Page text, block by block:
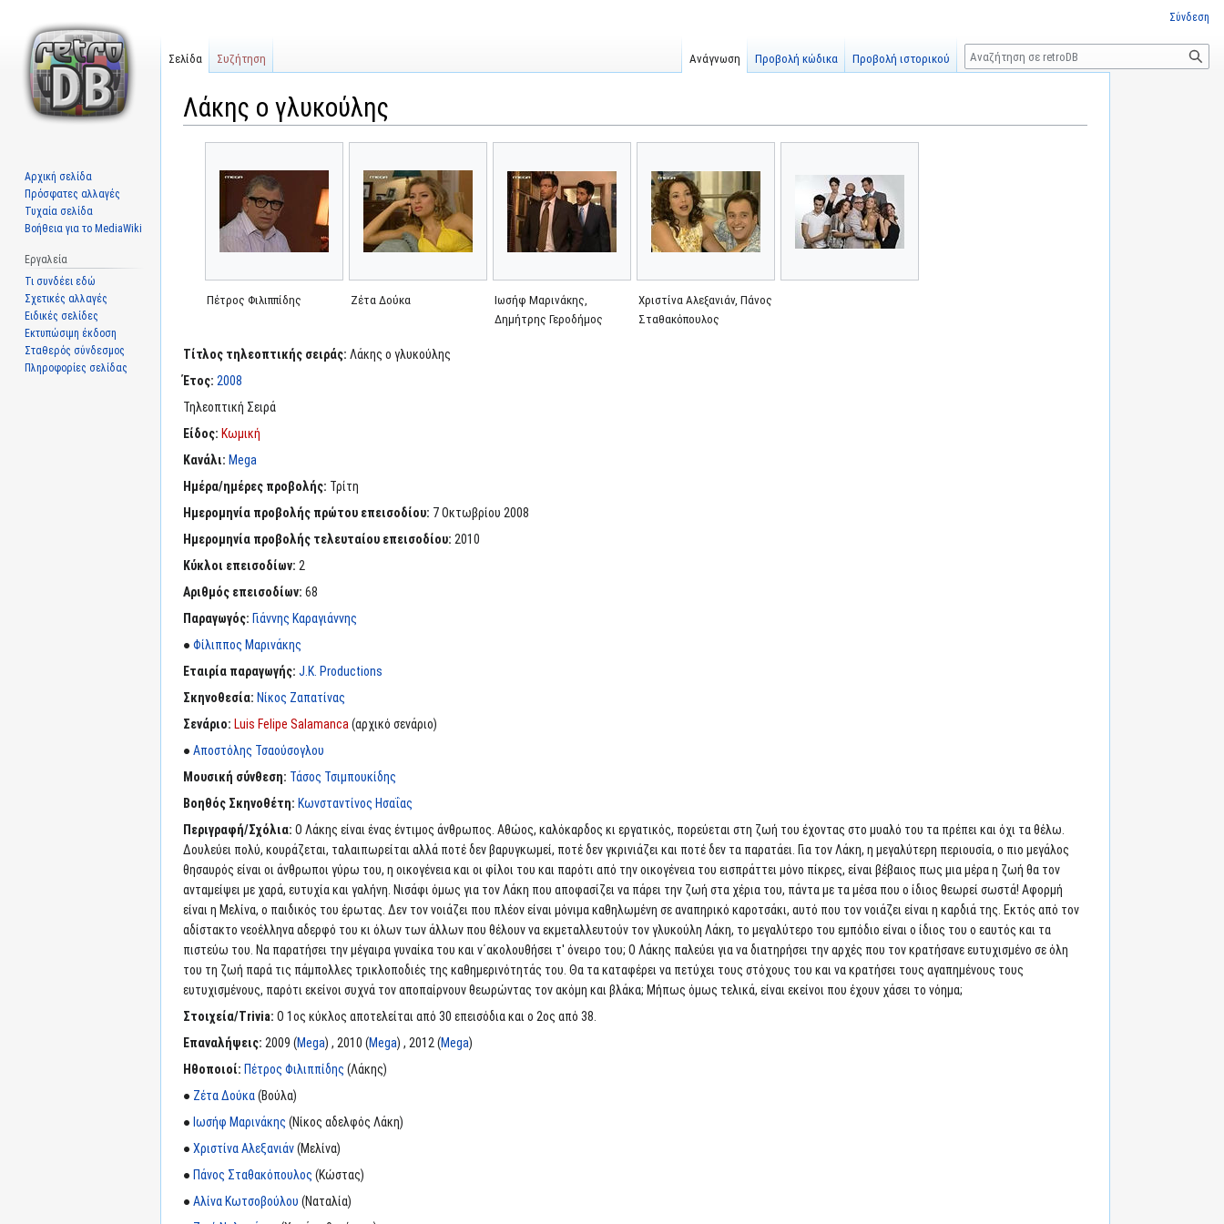
Λάκης ο γλυκούλης
Πέτρος Φιλιππίδης Ζέτα Δούκα
Ιωσήφ Μαρινάκης,
Δημήτρης Γεροδήμος
Χριστίνα Αλεξανιάν, Πάνος
Σταθακόπουλος
Τίτλος τηλεοπτικής σειράς: Λάκης ο γλυκούλης
Έτος: 2008
Τηλεοπτική Σειρά
Είδος: Κωμική
Κανάλι: Mega
Ημέρα/ημέρες προβολής: Τρίτη
Ημερομηνία προβολής πρώτου επεισοδίου: 7 Οκτωβρίου 2008
Ημερομηνία προβολής τελευταίου επεισοδίου: 2010
Κύκλοι επεισοδίων: 2
Αριθμός επεισοδίων: 68
Παραγωγός: Γιάννης Καραγιάννης
● Φίλιππος Μαρινάκης
Εταιρία παραγωγής: J.K. Productions
Σκηνοθεσία: Νίκος Ζαπατίνας
Σενάριο: Luis Felipe Salamanca (αρχικό σενάριο)
● Αποστόλης Τσαούσογλου
Μουσική σύνθεση: Τάσος Τσιμπουκίδης
Βοηθός Σκηνοθέτη: Κωνσταντίνος Ησαΐας
Περιγραφή/Σχόλια: Ο Λάκης είναι ένας έντιμος άνθρωπος. Αθώος, καλόκαρδος κι εργατικός, πορεύεται στη ζωή του έχοντας στο μυαλό του τα πρέπει και όχι τα θέλω.
Δουλεύει πολύ, κουράζεται, ταλαιπωρείται αλλά ποτέ δεν βαρυγκωμεί, ποτέ δεν γκρινιάζει και ποτέ δεν τα παρατάει. Για τον Λάκη, η μεγαλύτερη περιουσία, ο πιο μεγάλος
θησαυρός είναι οι άνθρωποι γύρω του, η οικογένεια και οι φίλοι του και παρότι από την οικογένεια του εισπράττει μόνο πίκρες, είναι βέβαιος πως μια μέρα η ζωή θα τον
ανταμείψει με χαρά, ευτυχία και γαλήνη. Νισάφι όμως για τον Λάκη που αποφασίζει να πάρει την ζωή στα χέρια του, πάντα με τα μέσα που ο ίδιος θεωρεί σωστά! Αφορμή
είναι η Μελίνα, ο παιδικός του έρωτας. Δεν τον νοιάζει που πλέον είναι μόνιμα καθηλωμένη σε αναπηρικό καροτσάκι, αυτό που τον νοιάζει είναι η καρδιά της. Εκτός από τον
αδίστακτο νεοέλληνα αδερφό του κι όλων των άλλων που θέλουν να εκμεταλλευτούν τον γλυκούλη Λάκη, το μεγαλύτερο του εμπόδιο είναι ο ίδιος του ο εαυτός και τα
πιστεύω του. Να παρατήσει την μέγαιρα γυναίκα του και ν΄ακολουθήσει τ' όνειρο του; Ο Λάκης παλεύει για να διατηρήσει την αρχές που τον κρατήσανε ευτυχισμένο σε όλη
του τη ζωή παρά τις πάμπολλες τρικλοποδιές της καθημερινότητάς του. Θα τα καταφέρει να πετύχει τους στόχους του και να κρατήσει τους αγαπημένους τους
ευτυχισμένους, παρότι εκείνοι συχνά τον αποπαίρνουν θεωρώντας τον ακόμη και βλάκα; Μήπως όμως τελικά, είναι εκείνοι που έχουν χάσει το νόημα;
Στοιχεία/Trivia: Ο 1ος κύκλος αποτελείται από 30 επεισόδια και ο 2ος από 38.
Επαναλήψεις: 2009 (Mega) , 2010 (Mega) , 2012 (Mega)
Ηθοποιοί: Πέτρος Φιλιππίδης (Λάκης)
● Ζέτα Δούκα(Βούλα)
● Ιωσήφ Μαρινάκης (Νίκος αδελφός Λάκη)
● Χριστίνα Αλεξανιάν(Μελίνα)
● Πάνος Σταθακόπουλος (Κώστας)
● Αλίνα Κωτσοβούλου (Ναταλία)
Σύνδεση
Σελίδα Συζήτηση Ανάγνωση Προβολή κώδικα Προβολή ιστορικού
Αναζήτηση
Αρχική σελίδα
Πρόσφατες αλλαγές
Τυχαία σελίδα
Βοήθεια για το MediaWiki
Εργαλεία
Τι συνδέει εδώ
Σχετικές αλλαγές
Ειδικές σελίδες
Εκτυπώσιμη έκδοση
Σταθερός σύνδεσμος
Πληροφορίες σελίδας